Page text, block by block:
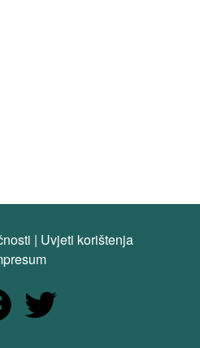
| Uvjeti korištenja